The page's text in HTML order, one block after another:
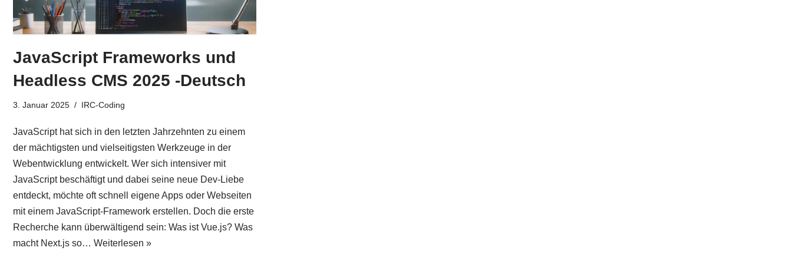
JavaScript Frameworks und
Headless CMS 2025 -Deutsch
3. Januar 2025 IRC-Coding
JavaScript hat sich in den letzten Jahrzehnten zu einem
der mächtigsten und vielseitigsten Werkzeuge in der
Webentwicklung entwickelt. Wer sich intensiver mit
JavaScript beschäftigt und dabei seine neue Dev-Liebe
entdeckt, möchte oft schnell eigene Apps oder Webseiten
mit einem JavaScript-Framework erstellen. Doch die erste
Recherche kann überwältigend sein: Was ist Vue.js? Was
macht Next.js so… Weiterlesen »